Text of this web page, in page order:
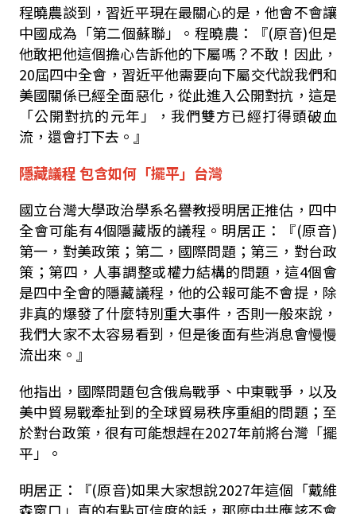
程曉農談到，習近平現在最關心的是，他會不會讓
中國成為「第二個蘇聯」。程曉農：『(原音)但是
他敢把他這個擔心告訴他的下屬嗎？不敢！因此，
20屆四中全會，習近平他需要向下屬交代說我們和
美國關係已經全面惡化，從此進入公開對抗，這是
「公開對抗的元年」，我們雙方已經打得頭破血
流，還會打下去。』
隱藏議程 包含如何「擺平」台灣
國立台灣大學政治學系名譽教授明居正推估，四中
全會可能有4個隱藏版的議程。明居正：『(原音)
第一，對美政策；第二，國際問題；第三，對台政
策；第四，人事調整或權力結構的問題，這4個會
是四中全會的隱藏議程，他的公報可能不會提，除
非真的爆發了什麼特別重大事件，否則一般來說，
我們大家不太容易看到，但是後面有些消息會慢慢
流出來。』
他指出，國際問題包含俄烏戰爭、中東戰爭，以及
美中貿易戰牽扯到的全球貿易秩序重組的問題；至
於對台政策，很有可能想趕在2027年前將台灣「擺
平」。
明居正：『(原音)如果大家想說2027年這個「戴維
森窗口」真的有點可信度的話，那麼中共應該不會